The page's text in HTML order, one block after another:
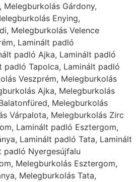
Melegburkolás Gárdony,
Enying,
Melegburkolás Velence
Laminált padló
padló Ajka, Laminált padló
padló Tapolca, Laminált padló
Veszprém, Melegburkolás
Ajka, Melegburkolás
Melegburkolás
Várpalota, Melegburkolás Zirc
Laminált padló Esztergom,
Laminált padló Tata, Laminált
padló Nyergesújfalu
Melegburkolás Esztergom,
Melegburkolás Tata,